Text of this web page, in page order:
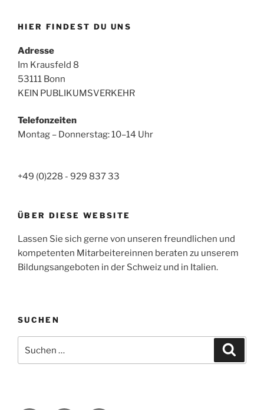
HIER FINDEST DU UNS
Adresse
Im Krausfeld 8
53111 Bonn
KEIN PUBLIKUMSVERKEHR
Telefonzeiten
Montag – Donnerstag: 10–14 Uhr
+49 (0)228 - 929 837 33
ÜBER DIESE WEBSITE
Lassen Sie sich gerne von unseren freundlichen und
kompetenten Mitarbeitereinnen beraten zu unserem
Bildungsangeboten in der Schweiz und in Italien.
SUCHEN
nach: